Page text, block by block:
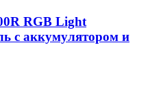
RGB Light
с аккумулятором и